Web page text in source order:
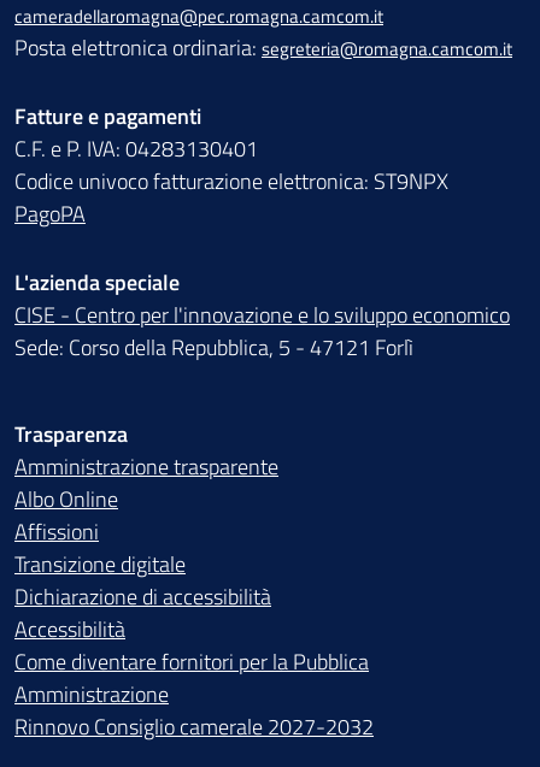
cameradellaromagna@pec.romagna.camcom.it
Posta elettronica ordinaria: segreteria@romagna.camcom.it
Fatture e pagamenti
C.F. e P. IVA: 04283130401
Codice univoco fatturazione elettronica: ST9NPX
PagoPA
L'azienda speciale
CISE - Centro per l'innovazione e lo sviluppo economico
Sede: Corso della Repubblica, 5 - 47121 Forlì
Trasparenza
Amministrazione trasparente
Albo Online
Affissioni
Transizione digitale
Dichiarazione di accessibilità
Accessibilità
Come diventare fornitori per la Pubblica
Amministrazione
Rinnovo Consiglio camerale 2027-2032